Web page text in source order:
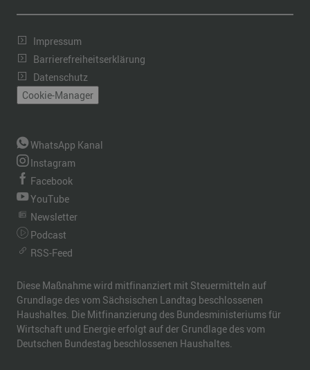
Impressum
Barrierefreiheitserklärung
Datenschutz
Cookie-Manager
WhatsApp Kanal
Instagram
Facebook
YouTube
Newsletter
Podcast
RSS-Feed
Diese Maßnahme wird mitfinanziert mit Steuermitteln auf
Grundlage des vom Sächsischen Landtag beschlossenen
Haushaltes. Die Mitfinanzierung des Bundesministeriums für
Wirtschaft und Energie erfolgt auf der Grundlage des vom
Deutschen Bundestag beschlossenen Haushaltes.